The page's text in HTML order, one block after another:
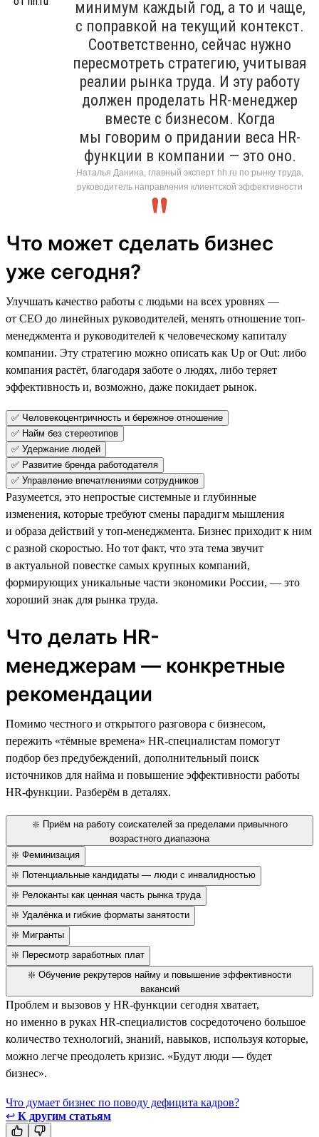
минимум каждый год, а то и чаще,
с поправкой на текущий контекст.
Соответственно, сейчас нужно
пересмотреть стратегию, учитывая
реалии рынка труда. И эту работу
должен проделать HR-менеджер
вместе с бизнесом. Когда
мы говорим о придании веса HR-
функции в компании — это оно.
Наталья Данина, главный эксперт hh.ru по рынку труда,
руководитель направления клиентской эффективности
Что может сделать бизнес
уже сегодня?
Улучшать качество работы с людьми на всех уровнях —
от СЕО до линейных руководителей, менять отношение топ-
менеджмента и руководителей к человеческому капиталу
компании. Эту стратегию можно описать как Up or Out: либо
компания растёт, благодаря заботе о людях, либо теряет
эффективность и, возможно, даже покидает рынок.
✅ Человекоцентричность и бережное отношение
✅ Найм без стереотипов
✅ Удержание людей
✅ Развитие бренда работодателя
✅ Управление впечатлениями сотрудников
Разумеется, это непростые системные и глубинные
изменения, которые требуют смены парадигм мышления
и образа действий у топ-менеджмента. Бизнес приходит к ним
с разной скоростью. Но тот факт, что эта тема звучит
в актуальной повестке самых крупных компаний,
формирующих уникальные части экономики России, — это
хороший знак для рынка труда.
Что делать HR-
менеджерам — конкретные
рекомендации
Помимо честного и открытого разговора с бизнесом,
пережить «тёмные времена» HR-специалистам помогут
подбор без предубеждений, дополнительный поиск
источников для найма и повышение эффективности работы
HR-функции. Разберём в деталях.
❇️ Приём на работу соискателей за пределами привычного
возрастного диапазона
❇️ Феминизация
❇️ Потенциальные кандидаты — люди с инвалидностью
❇️ Релоканты как ценная часть рынка труда
❇️ Удалёнка и гибкие форматы занятости
❇️ Мигранты
❇️ Пересмотр заработных плат
❇️ Обучение рекрутеров найму и повышение эффективности
вакансий
Проблем и вызовов у HR-функции сегодня хватает,
но именно в руках HR-специалистов сосредоточено большое
количество технологий, знаний, навыков, используя которые,
можно легче преодолеть кризис. «Будут люди — будет
бизнес».
Что думает бизнес по поводу дефицита кадров?
↩ К другим статьям